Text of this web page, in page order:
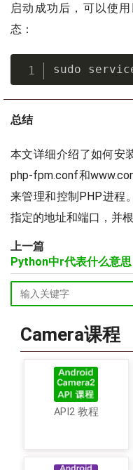
启动成功后，可以使
态：
sudo
总结
本文详细介绍了如何安
php-fpm.conf和
来管理和控制PHP进程
指定的地址和端口，并
上一篇
Python中r代表什么意思
Camera课程
API2 教程